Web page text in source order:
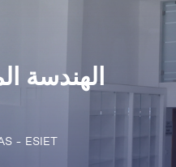
الهندسة
- ESIET